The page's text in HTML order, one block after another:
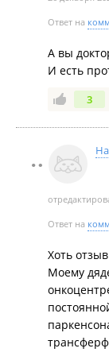
подробно о
ТФ Трай и
этой
проводить,
здоровья и
Ответ на
А вы
И есть
3
Ответ на
Хоть
Моему